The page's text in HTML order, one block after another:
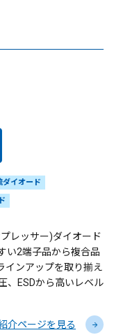
ダイオード
レッサー)ダイオード
い2端子品から複合品
インアップを取り揃え
、ESDから高いレベル
介ページを見る